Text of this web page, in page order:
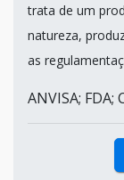
trata de um
natureza,
as
ANVISA; FDA;